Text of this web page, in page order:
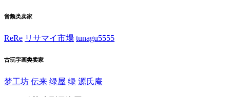
音频类卖家
ReRe リサマイ市場 tunagu5555
古玩字画类卖家
梦工坊 伝来 绿屋 绿 源氏庵